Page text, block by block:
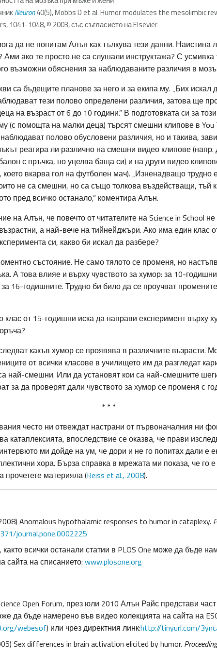
Neuron40(5), Mobbs D et al. Humor modulates the mesolimbic
1041-1048, © 2003, със съгласието на Elsevier
да не попитам Алън как тълкува тези данни. Наистина
Ами ако те просто не са слушали инструктажа? С усмивка
възможни обяснения за наблюдаваните различия в
са бъдещите планове за него и за екипа му. „Бих искал
тези полово определени различия, затова ще
на възраст от 6 до 10 години.” В подготовката си за
(с помощта на малки деца) търсят смешни клипове в You
полово обусловени различия, но и такива,
реагира ли различно на смешни видео клипове (напр.
с пръчка, но уцелва баща си) и на други видео
което вкарва гол на футболен мач). „Изненадващо трудно
не са смешни, но са също толкова въздействащи, тъй
пред всичко останало,” коментира Алън.
на Алън, че повечто от читателите на Science in School
а най-вече на тийнейджъри. Ако има един клас
си, какво би искал да разбере?
състояние. Не само тялото се променя, но
А това влияе и върху чувството за хумор: за 10-
16-годишните. Трудно би било да се проучват
клас от 15-годишни иска да направи експеримент върху
какъв хумор се проявява в различните възрасти.
от всички класове в училището им да разгледат
най-смешни. Или да установят кои са най-смешните
за да проверят дали чувството за хумор се променя с
* * *
често ни отвеждат настрани от първоначалния ни
катаплексията, впоследствие се оказва, че прави
ми дойде на ум, че дори и не го попитах дали е
хора. Бърза справка в мрежата ми показа, че го
прочетете материяла (Reiss et al., 2008).
Anomalous hypothalamic responses to humor in cataplexy.
journal.pone.0002225
както всички останали статии в PLOS One може да бъде
сайта на списанието: www.plosone.org
Open Forum, през юли 2010 Алън Райс представи
да бъде намерено във видео колекцията на сайта на
webesof) или чрез директния линк:http://tinyurl.com/
Sex differences in brain activation elicited by humor.